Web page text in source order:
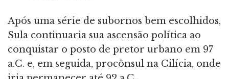
Após uma série de subornos bem escolhidos,
Sula continuaria sua ascensão política ao
conquistar o posto de pretor urbano em 97
a.C. e, em seguida, procônsul na Cilícia, onde